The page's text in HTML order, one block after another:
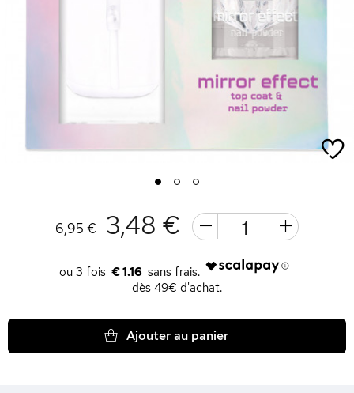
1 2 3
6,95 € 3,48 €
€ 1.16
dès 49€ d'achat.
Ajouter au panier